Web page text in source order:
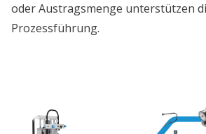
oder Austragsmenge unterstützen
Prozessführung.